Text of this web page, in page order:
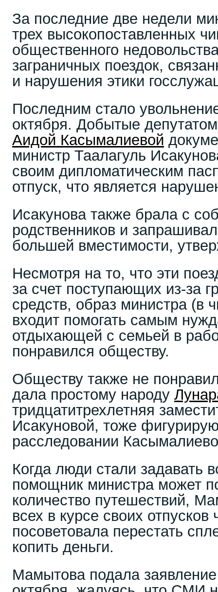
За последние две недели
трех высокопоставленных
общественного
заграничных поездок,
и нарушения этики
Последним стало
октября. Добытые
Аидой Касымалиевой
министр Таалагуль
своим дипломатическим
отпуск, что является
Исакунова также брала с
родственников и
большей вместимости,
Несмотря на то, что эти
за счет поступающих из-за
средств, образ министра (в
входит помогать самым
отдыхающей с семьей в
понравился обществу.
Обществу также не
дала простому народу
тридцатитрехлетняя
Исакуновой, тоже
расследовании
Когда люди стали задавать
помощник министра может
количество путешествий,
всех в курсе своих
посоветовала перестать
копить деньги.
Мамытова подала заявление